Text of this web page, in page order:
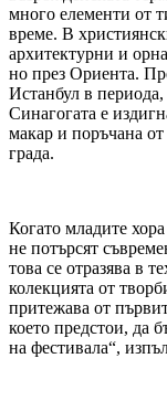
много елементи от
време. В
архитектурни и
но през Ориента.
Истанбул в
Синагогата е
макар и поръчана
града.
Когато младите
не потърсят
това се отразява в
колекцията от
притежава от
което предстои, да
на фестивала“,